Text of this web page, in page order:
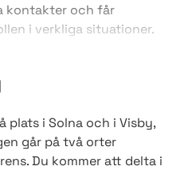
kontakter och får
i verkliga situationer.
jobb genom LIA.
plats i Solna och i Visby,
går på två orter
Du kommer att delta i